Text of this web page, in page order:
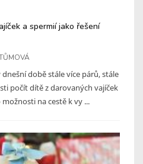
a spermií jako řešení
době stále více párů, stále
počít dítě z darovaných vajíček
na cestě k vy ...